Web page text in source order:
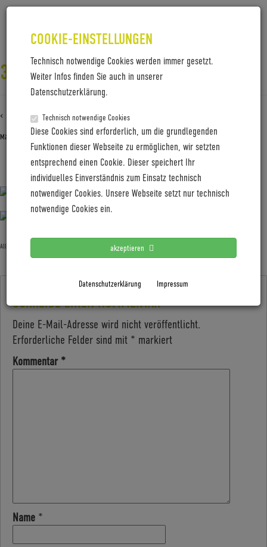
COOKIE-EINSTELLUNGEN
Technisch notwendige Cookies werden immer gesetzt.
Weiter Infos finden Sie auch in unserer
Datenschutzerklärung.
Technisch notwendige Cookies
Diese Cookies sind erforderlich, um die grundlegenden
Funktionen dieser Webseite zu ermöglichen, wir setzten
entsprechend einen Cookie. Dieser speichert Ihr
individuelles Einverständnis zum Einsatz technisch
notwendiger Cookies. Unsere Webseite setzt nur technisch
notwendige Cookies ein.
akzeptieren
Datenschutzerklärung Impressum
3RIDES_FESTIVAL_FAMILY
‹ Zurück zu3RIDES_Festival_Family
März 29, 2022 Gabi Jung—No Comments
3RIDES_Festival_Family
Allgemein
SCHREIBE EINEN KOMMENTAR
Deine E-Mail-Adresse wird nicht veröffentlicht.
Erforderliche Felder sind mit * markiert
Kommentar *
Name *